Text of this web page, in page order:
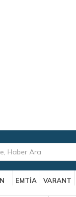
EMTİA VARANT